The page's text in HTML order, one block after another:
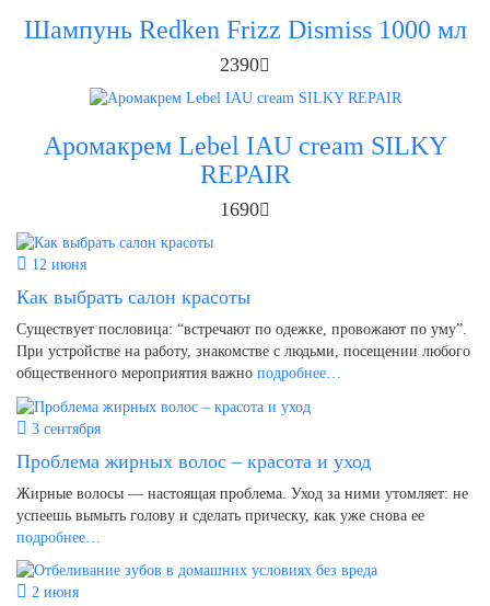
Шампунь Redken Frizz Dismiss 1000 мл
2390
Аромакрем Lebel IAU cream SILKY
REPAIR
1690
12 июня
Как выбрать салон красоты
Существует пословица: “встречают по одежке, провожают по уму”.
При устройстве на работу, знакомстве с людьми, посещении любого
общественного мероприятия важно подробнее…
3 сентября
Проблема жирных волос – красота и уход
Жирные волосы — настоящая проблема. Уход за ними утомляет: не
успеешь вымыть голову и сделать прическу, как уже снова ее
подробнее…
2 июня